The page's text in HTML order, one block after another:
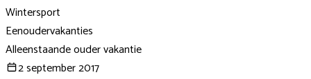
Wintersport
Eenoudervakanties
Alleenstaande ouder vakantie
2 september 2017